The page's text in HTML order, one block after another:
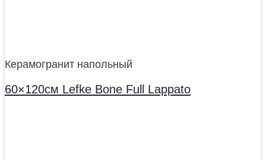
Керамогранит напольный
60×120см Lefke Bone Full Lappato